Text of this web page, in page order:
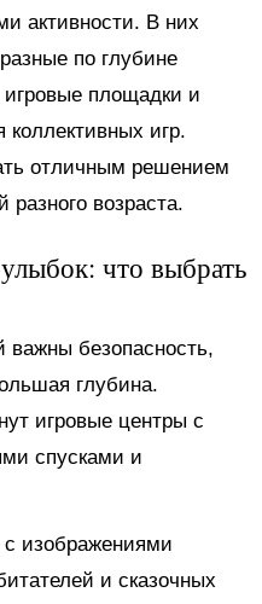
активности. В них
по глубине
площадки и
игр.
отличным решением
разного возраста.
что выбрать
безопасность,
глубина.
игровые центры с
спусками и
изображениями
и сказочных